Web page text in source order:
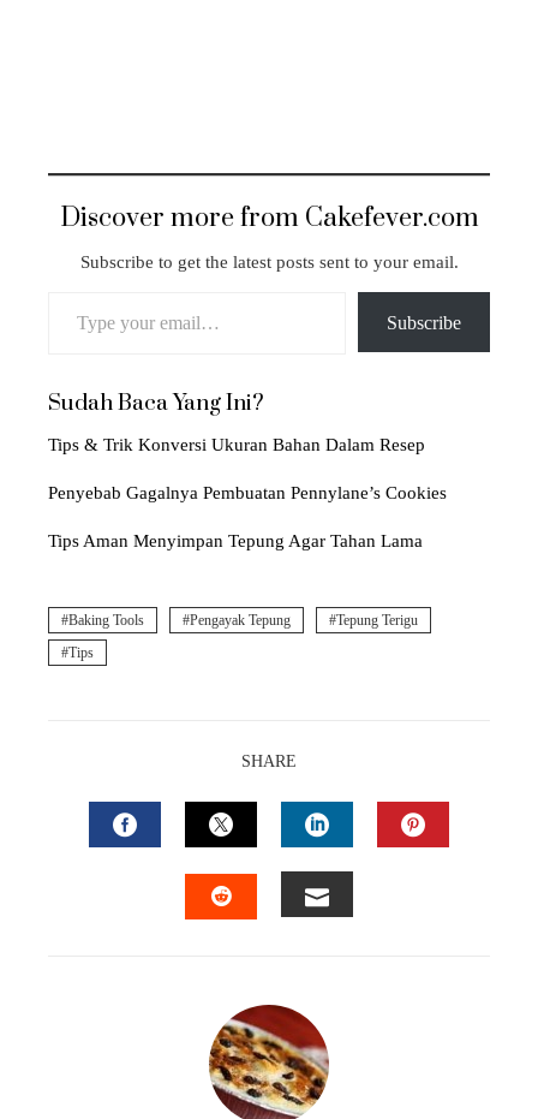
Discover more from Cakefever.com
Subscribe to get the latest posts sent to your email.
Subscribe
Sudah Baca Yang Ini?
Tips & Trik Konversi Ukuran Bahan Dalam Resep
Penyebab Gagalnya Pembuatan Pennylane’s Cookies
Tips Aman Menyimpan Tepung Agar Tahan Lama
Baking Tools Pengayak Tepung
Tepung Terigu
Tips
SHARE
FACEBOOKTWITTERLINKEDIN